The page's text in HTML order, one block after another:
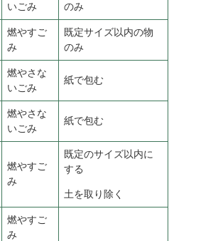
いごみ
のみ
燃やすご
み
既定サイズ以内の物
のみ
燃やさな
いごみ
紙で包む
燃やさな
いごみ
紙で包む
燃やすご
み
既定のサイズ以内に
する
土を取り除く
燃やすご
み